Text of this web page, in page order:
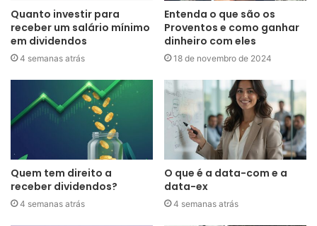
Quanto investir para
receber um salário mínimo
em dividendos
4 semanas atrás
Entenda o que são os
Proventos e como ganhar
dinheiro com eles
18 de novembro de 2024
Quem tem direito a
receber dividendos?
4 semanas atrás
O que é a data-com e a
data-ex
4 semanas atrás